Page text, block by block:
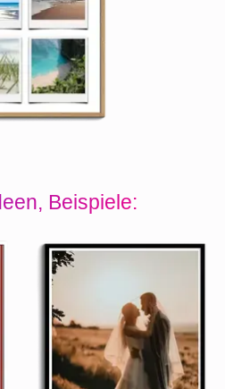
Beispiele: